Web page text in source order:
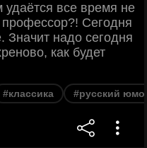
все время не
Сегодня
Значит надо сегодня
как будет
#классика #русский